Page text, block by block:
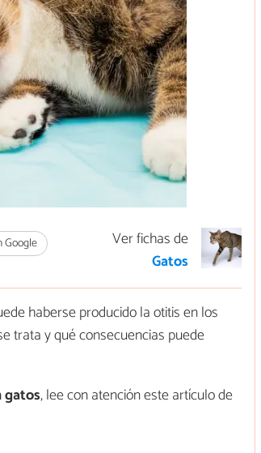
Google
Ver fichas de
Gatos
haberse producido la otitis en los
trata y qué consecuencias puede
, lee con atención este artículo de